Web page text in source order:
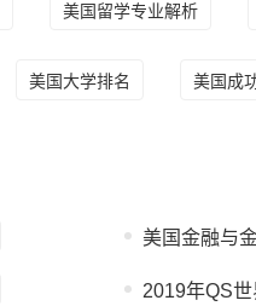
美国留学专业解析
美国大学排名 美国成
美国金融与
2019年QS